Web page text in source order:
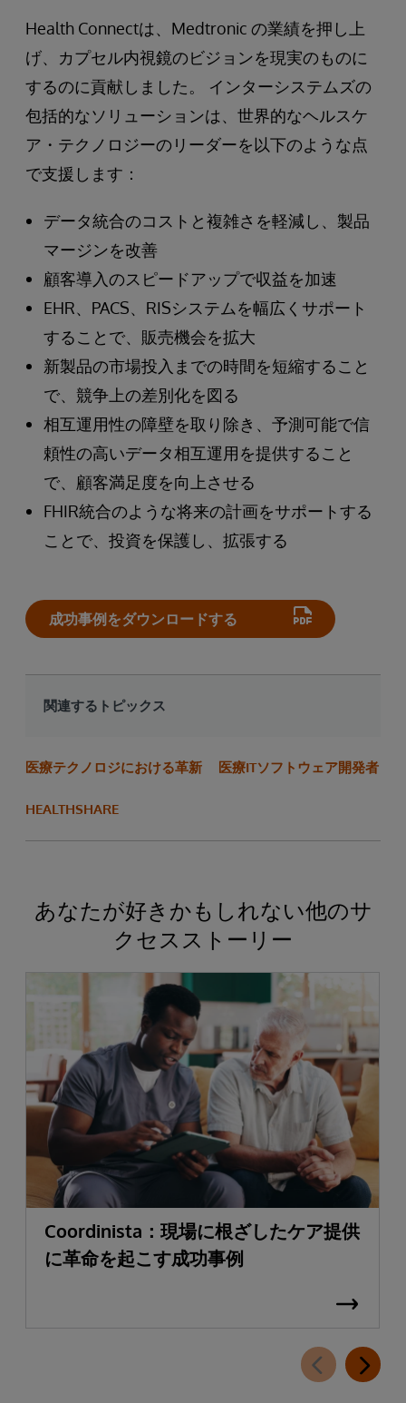
Health Connectは、Medtronic の業績を押し上
げ、カプセル内視鏡のビジョンを現実のものに
するのに貢献しました。 インターシステムズの
包括的なソリューションは、世界的なヘルスケ
ア・テクノロジーのリーダーを以下のような点
で支援します：
データ統合のコストと複雑さを軽減し、製品
マージンを改善
顧客導入のスピードアップで収益を加速
EHR、PACS、RISシステムを幅広くサポート
することで、販売機会を拡大
新製品の市場投入までの時間を短縮すること
で、競争上の差別化を図る
相互運用性の障壁を取り除き、予測可能で信
頼性の高いデータ相互運用を提供すること
で、顧客満足度を向上させる
FHIR統合のような将来の計画をサポートする
ことで、投資を保護し、拡張する
成功事例をダウンロードする
関連するトピックス
医療テクノロジにおける革新 医療ITソフトウェア開発者
HEALTHSHARE
あなたが好きかもしれない他のサ
クセスストーリー
Coordinista：現場に根ざしたケア提供
に革命を起こす成功事例